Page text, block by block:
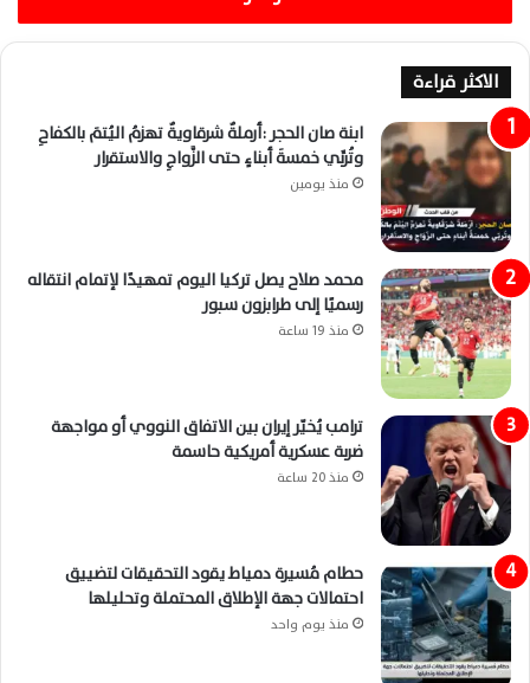
الاكثر قراءة
ابنة صان الحجر :أرملةٌ شرقاويةٌ تهزمُ اليُتمَ بالكفاحِ
وتُربِّي خمسةَ أبناءٍ حتى الزَّواجِ والاستقرار
منذ يومين
محمد صلاح يصل تركيا اليوم تمهيدًا لإتمام انتقاله
رسميًا إلى طرابزون سبور
منذ 19 ساعة
ترامب يُخيّر إيران بين الاتفاق النووي أو مواجهة
ضربة عسكرية أمريكية حاسمة
منذ 20 ساعة
حطام مُسيرة دمياط يقود التحقيقات لتضييق
احتمالات جهة الإطلاق المحتملة وتحليلها
منذ يوم واحد